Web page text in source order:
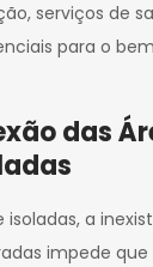
serviços de
para o
das
isoladas, a
impede que